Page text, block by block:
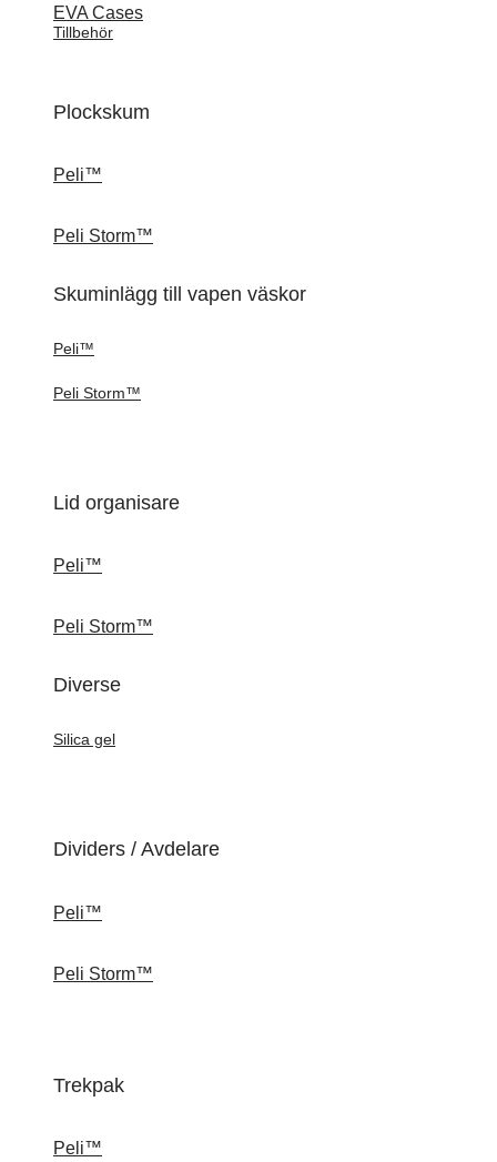
EVA Cases
Tillbehör
Plockskum
Peli™
Peli Storm™
Skuminlägg till vapen väskor
Peli™
Peli Storm™
Lid organisare
Peli™
Peli Storm™
Diverse
Silica gel
Dividers / Avdelare
Peli™
Peli Storm™
Trekpak
Peli™